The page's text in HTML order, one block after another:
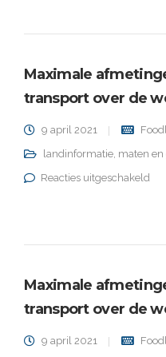
Maximale
transport over de
9 april 2021
landinformatie, maten
Reacties uitgeschakeld
Maximale
transport over de
9 april 2021